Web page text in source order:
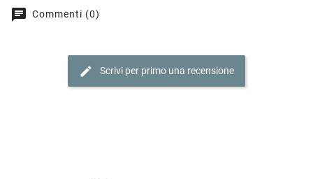
chat Commenti (0)
edit Scrivi per primo una recensione